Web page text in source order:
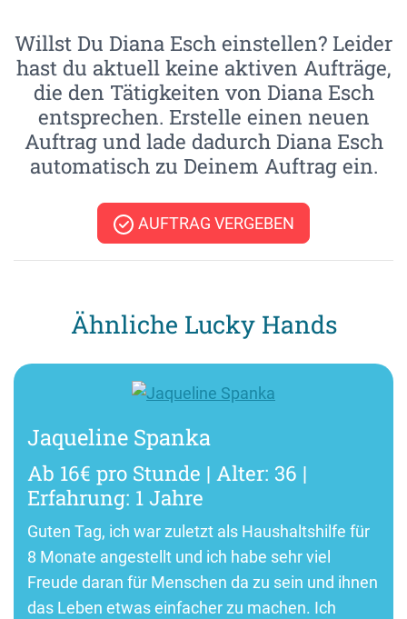
Willst Du Diana Esch einstellen? Leider
hast du aktuell keine aktiven Aufträge,
die den Tätigkeiten von Diana Esch
entsprechen. Erstelle einen neuen
Auftrag und lade dadurch Diana Esch
automatisch zu Deinem Auftrag ein.
AUFTRAG VERGEBEN
Ähnliche Lucky Hands
Jaqueline Spanka
Ab 16€ pro Stunde | Alter: 36 |
Erfahrung: 1 Jahre
Guten Tag, ich war zuletzt als Haushaltshilfe für
8 Monate angestellt und ich habe sehr viel
Freude daran für Menschen da zu sein und ihnen
das Leben etwas einfacher zu machen. Ich